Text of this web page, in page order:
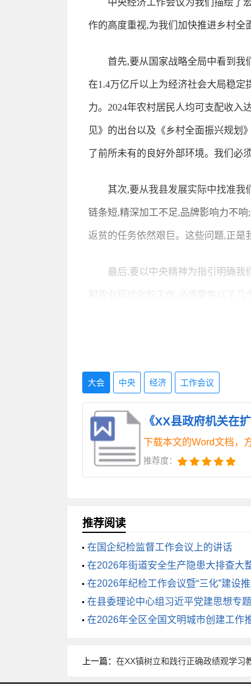
中央经济工作会议为我们描绘了
作的高度重视,为我们加快推进乡村全
首先,要从国家战略全局中看到我
在1.4万亿斤以上为经济社会大局稳
力。2024年农村居民人均可支配收入
见》的出台以及《乡村全面振兴规划
了前所未有的良好外部环境。我们必
其次,要从我县发展实际中找准我
链条短,精深加工不足,品牌影响力不
返贫的任务依然艰巨。这些问题,正是
最后,要以中央精神为指引明确我
已累计建成超过10亿亩的高标准农
·以产业振兴为重中之重。产业
业,推动一二三产业融合发展。要积
·以科技和改革为双轮驱动。农
力争我县农村自来水普及率早日达到
三、实干为民,担当作为,全力推
一分部署,九分落实。学习贯彻会
少数”,必须率先垂范、勇于担当,带领
第一,要以“钉钉子”精神,坚决守
大会 中央 经济 工作会议
下载本文的Word文档，
推荐度：
推荐阅读
在国企纪检监督工作会议上的讲话
在2026年街道安全生产隐患大排查大
话在2026年纪检工作会议暨“三化”建设
在县委理论中心组习近平党建思想专
在2026年全区全国文明城市创建工作
上一篇： 在XX镇树立和践行正确政绩观学习